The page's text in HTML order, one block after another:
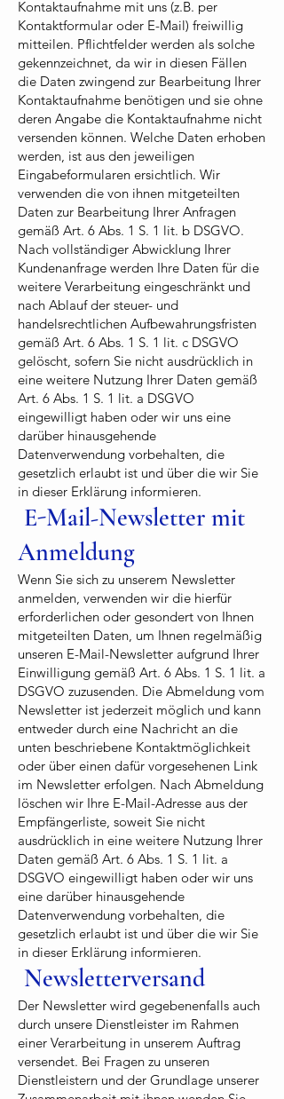
Kontaktaufnahme mit uns (z.B. per
Kontaktformular oder E-Mail) freiwillig
mitteilen. Pflichtfelder werden als solche
gekennzeichnet, da wir in diesen Fällen
die Daten zwingend zur Bearbeitung Ihrer
Kontaktaufnahme benötigen und sie ohne
deren Angabe die Kontaktaufnahme nicht
versenden können. Welche Daten erhoben
werden, ist aus den jeweiligen
Eingabeformularen ersichtlich. Wir
verwenden die von ihnen mitgeteilten
Daten zur Bearbeitung Ihrer Anfragen
gemäß Art. 6 Abs. 1 S. 1 lit. b DSGVO.
Nach vollständiger Abwicklung Ihrer
Kundenanfrage werden Ihre Daten für die
weitere Verarbeitung eingeschränkt und
nach Ablauf der steuer- und
handelsrechtlichen Aufbewahrungsfristen
gemäß Art. 6 Abs. 1 S. 1 lit. c DSGVO
gelöscht, sofern Sie nicht ausdrücklich in
eine weitere Nutzung Ihrer Daten gemäß
Art. 6 Abs. 1 S. 1 lit. a DSGVO
eingewilligt haben oder wir uns eine
darüber hinausgehende
Datenverwendung vorbehalten, die
gesetzlich erlaubt ist und über die wir Sie
in dieser Erklärung informieren.
E-Mail-Newsletter mit
Anmeldung
Wenn Sie sich zu unserem Newsletter
anmelden, verwenden wir die hierfür
erforderlichen oder gesondert von Ihnen
mitgeteilten Daten, um Ihnen regelmäßig
unseren E-Mail-Newsletter aufgrund Ihrer
Einwilligung gemäß Art. 6 Abs. 1 S. 1 lit. a
DSGVO zuzusenden. Die Abmeldung vom
Newsletter ist jederzeit möglich und kann
entweder durch eine Nachricht an die
unten beschriebene Kontaktmöglichkeit
oder über einen dafür vorgesehenen Link
im Newsletter erfolgen. Nach Abmeldung
löschen wir Ihre E-Mail-Adresse aus der
Empfängerliste, soweit Sie nicht
ausdrücklich in eine weitere Nutzung Ihrer
Daten gemäß Art. 6 Abs. 1 S. 1 lit. a
DSGVO eingewilligt haben oder wir uns
eine darüber hinausgehende
Datenverwendung vorbehalten, die
gesetzlich erlaubt ist und über die wir Sie
in dieser Erklärung informieren.
Newsletterversand
Der Newsletter wird gegebenenfalls auch
durch unsere Dienstleister im Rahmen
einer Verarbeitung in unserem Auftrag
versendet. Bei Fragen zu unseren
Dienstleistern und der Grundlage unserer